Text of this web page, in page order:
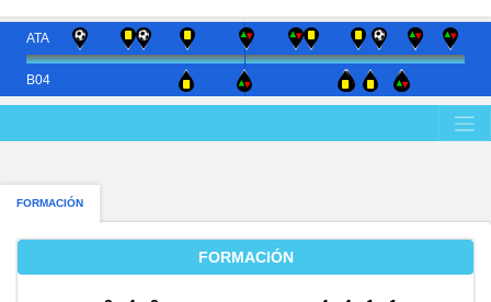
ATA
B04
FORMACIÓN
FORMACIÓN